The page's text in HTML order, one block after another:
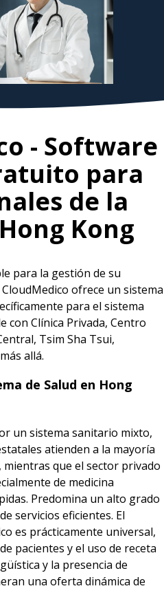
- Software
para
de la
Hong Kong
para la gestión de su
CloudMedico ofrece un sistema
para el sistema
con Clínica Privada, Centro
Tsim Sha Tsui,
allá.
de Salud en Hong
un sistema sanitario mixto,
atienden a la mayoría
que el sector privado
de medicina
Predomina un alto grado
servicios eficientes. El
es prácticamente universal,
pacientes y el uso de receta
y la presencia de
una oferta dinámica de